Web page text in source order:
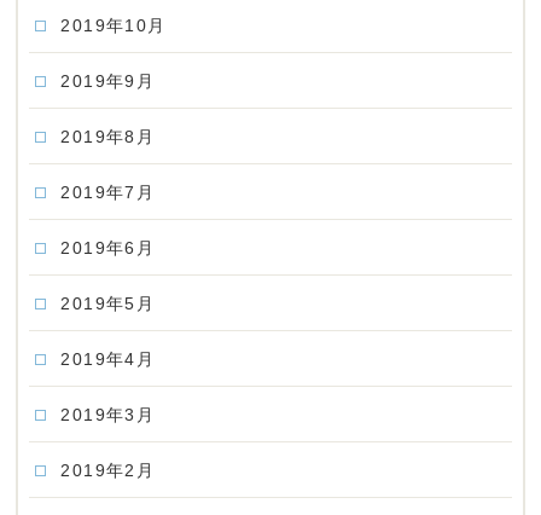
2019年10月
2019年9月
2019年8月
2019年7月
2019年6月
2019年5月
2019年4月
2019年3月
2019年2月